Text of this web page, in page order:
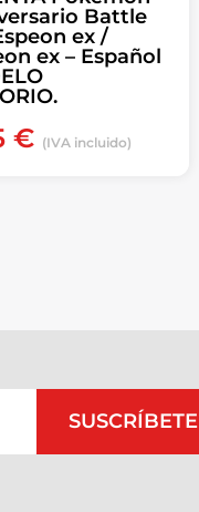
Battle
ex /
ex – Español
€ (IVA incluido)
SUSCRÍBETE